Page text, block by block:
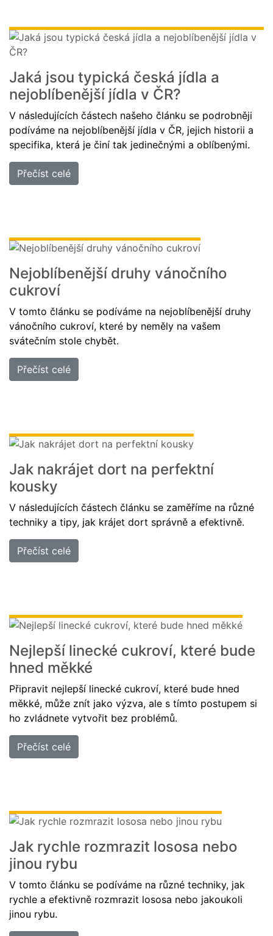
Jaká jsou typická česká jídla a
nejoblíbenější jídla v ČR?
V následujících částech našeho článku se podrobněji
podíváme na nejoblíbenější jídla v ČR, jejich historii a
specifika, která je činí tak jedinečnými a oblíbenými.
Přečíst celé
Nejoblíbenější druhy vánočního
cukroví
V tomto článku se podíváme na nejoblíbenější druhy
vánočního cukroví, které by neměly na vašem
svátečním stole chybět.
Přečíst celé
Jak nakrájet dort na perfektní
kousky
V následujících částech článku se zaměříme na různé
techniky a tipy, jak krájet dort správně a efektivně.
Přečíst celé
Nejlepší linecké cukroví, které bude
hned měkké
Připravit nejlepší linecké cukroví, které bude hned
měkké, může znít jako výzva, ale s tímto postupem si
ho zvládnete vytvořit bez problémů.
Přečíst celé
Jak rychle rozmrazit lososa nebo
jinou rybu
V tomto článku se podíváme na různé techniky, jak
rychle a efektivně rozmrazit lososa nebo jakoukoli
jinou rybu.